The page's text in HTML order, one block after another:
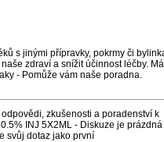
s jinými přípravky, pokrmy či
zdraví a snížit účinnost léčby.
- Pomůže vám naše poradna.
zkušenosti a poradenství k
INJ 5X2ML - Diskuze je
svůj dotaz jako první